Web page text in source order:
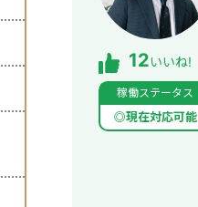
12いいね!
稼働ステータス
◎現在対応可能